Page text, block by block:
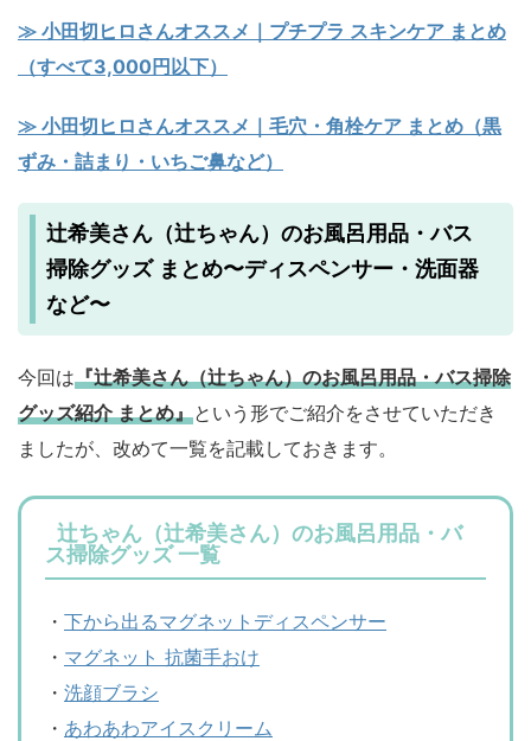
≫ 小田切ヒロさんオススメ｜プチプラ スキンケア まとめ
（すべて3,000円以下）
≫ 小田切ヒロさんオススメ｜毛穴・角栓ケア まとめ（黒
ずみ・詰まり・いちご鼻など）
辻希美さん（辻ちゃん）のお風呂用品・バス
掃除グッズ まとめ〜ディスペンサー・洗面器
など〜
今回は『辻希美さん（辻ちゃん）のお風呂用品・バス掃除
グッズ紹介 まとめ』という形でご紹介をさせていただき
ましたが、改めて一覧を記載しておきます。
辻ちゃん（辻希美さん）のお風呂用品・バ
ス掃除グッズ 一覧
・ 下から出るマグネットディスペンサー
・ マグネット 抗菌手おけ
・ 洗顔ブラシ
・ あわあわアイスクリーム